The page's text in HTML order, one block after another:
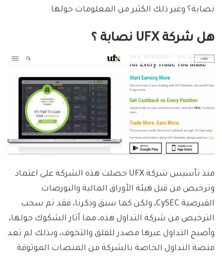
نصابة؟ وغير ذلك الكثير من المعلومات حولها.
هل شركة UFX نصابة ؟
منذ تأسيس شركة UFX حصلت هذه الشركة على اعتماد
وترخيص من قبل هيئة الأوراق المالية والبورصات
القبرصية CySEC، ولكن كما سبق وذكرنا، فقد تم سحب
الترخيص من شركة التداول هذه، مما أثار الشكوك حولها،
وأصبح التداول عبرها مصدر للقلق والتخوف، وبذلك لم تعد
منصة التداول الخاصة بالشركة من المنصات الموثوقة